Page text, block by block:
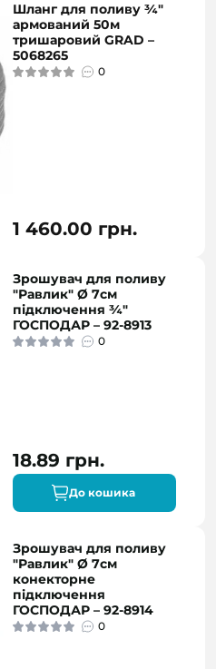
Шланг для поливу ¾"
армований 50м
тришаровий GRAD –
5068265
0
1 460.00 грн.
Зрошувач для поливу
"Равлик" Ø 7см
підключення ¾"
ГОСПОДАР – 92-8913
0
18.89 грн.
До кошика
Зрошувач для поливу
"Равлик" Ø 7см
конекторне
підключення
ГОСПОДАР – 92-8914
0